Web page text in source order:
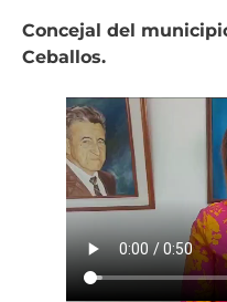
Concejal del
Ceballos.